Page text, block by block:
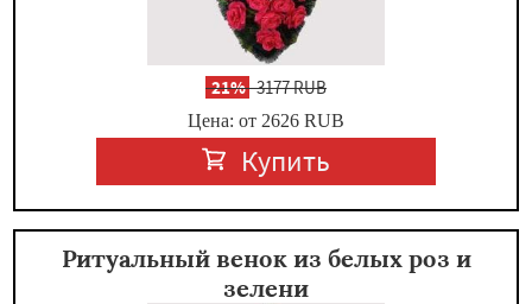
-21%3177 RUB
Цена: от 2626 RUB
Купить
Ритуальный венок из белых роз и
зелени